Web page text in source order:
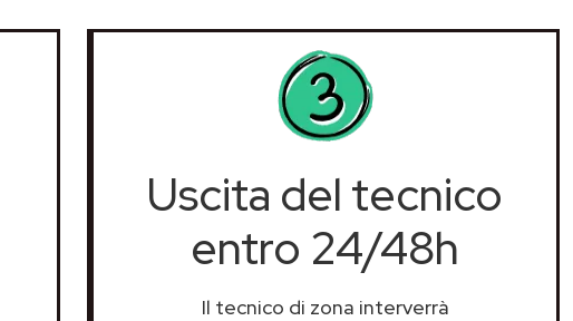
Uscita del tecnico
entro 24/48h
Il tecnico di zona interverrà